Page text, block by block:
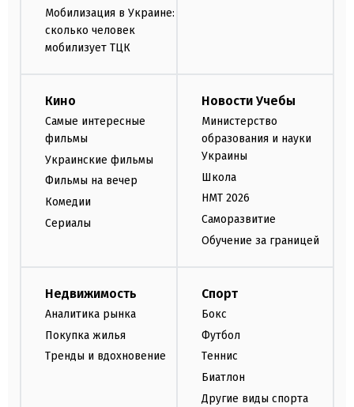
Мобилизация в Украине:
сколько человек
мобилизует ТЦК
Кино
Самые интересные
фильмы
Украинские фильмы
Фильмы на вечер
Комедии
Сериалы
Новости Учебы
Министерство
образования и науки
Украины
Школа
НМТ 2026
Саморазвитие
Обучение за границей
Недвижимость
Аналитика рынка
Покупка жилья
Тренды и вдохновение
Спорт
Бокс
Футбол
Теннис
Биатлон
Другие виды спорта